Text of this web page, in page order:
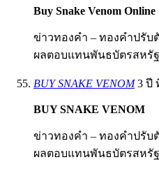
Buy Snake Venom Online
ข่าวทองคำ – ทองคำปรับ
ผลตอบแทนพันธบัตรสหรั
BUY SNAKE VENOM 3 ปี
BUY SNAKE VENOM
ข่าวทองคำ – ทองคำปรับ
ผลตอบแทนพันธบัตรสหรั